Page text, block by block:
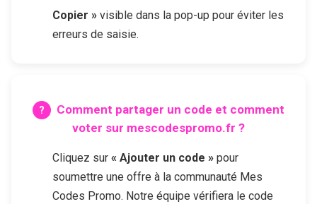
Copier » visible dans la pop-up pour éviter les
erreurs de saisie.
Comment partager un code et comment
voter sur mescodespromo.fr ?
Cliquez sur « Ajouter un code » pour
soumettre une offre à la communauté Mes
Codes Promo. Notre équipe vérifiera le code